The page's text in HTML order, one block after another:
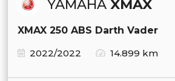
YAMAHA XMAX
XMAX 250 ABS Darth Vader
2022/2022
14.899 km